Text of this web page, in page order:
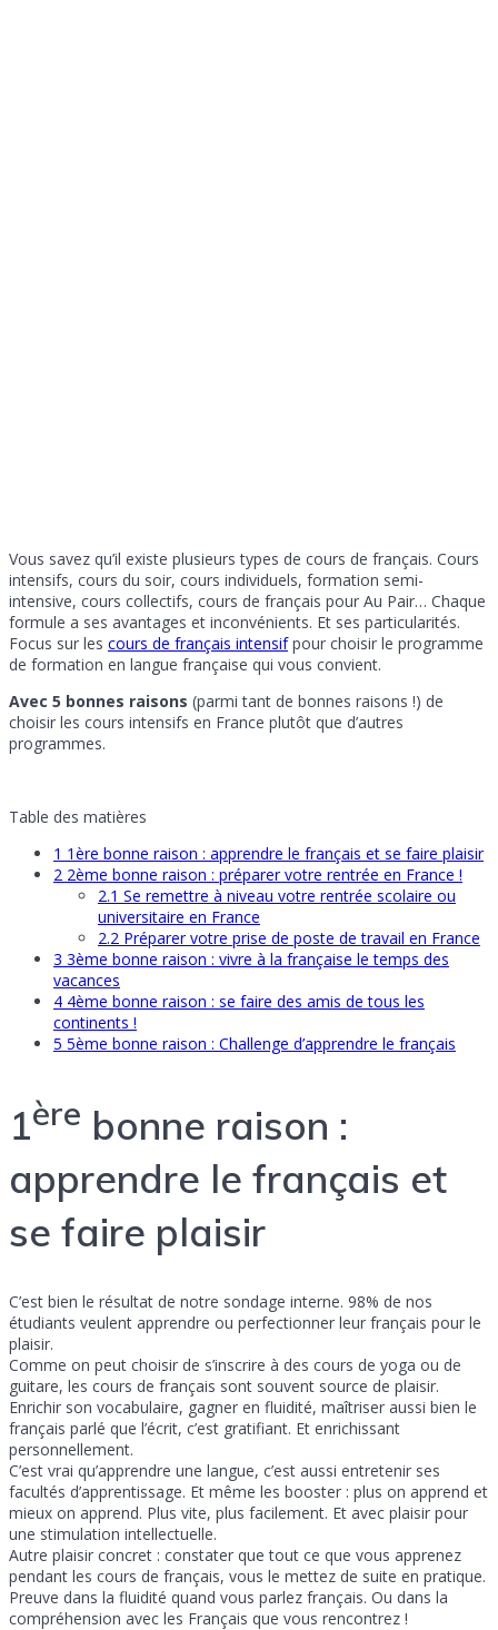
Vous savez qu’il existe plusieurs types de cours de français. Cours
intensifs, cours du soir, cours individuels, formation semi-
intensive, cours collectifs, cours de français pour Au Pair… Chaque
formule a ses avantages et inconvénients. Et ses particularités.
Focus sur les cours de français intensifpour choisir le programme
de formation en langue française qui vous convient.
Avec 5 bonnes raisons (parmi tant de bonnes raisons !) de
choisir les cours intensifs en France plutôt que d’autres
programmes.
Table des matières
1 1ère bonne raison : apprendre le français et se faire plaisir
2 2ème bonne raison : préparer votre rentrée en France !
2.1 Se remettre à niveau votre rentrée scolaire ou
universitaire en France
2.2 Préparer votre prise de poste de travail en France
3 3ème bonne raison : vivre à la française le temps des
vacances
4 4ème bonne raison : se faire des amis de tous les
continents !
5 5ème bonne raison : Challenge d’apprendre le français
1ère bonne raison :
apprendre le français et
se faire plaisir
C’est bien le résultat de notre sondage interne. 98% de nos
étudiants veulent apprendre ou perfectionner leur français pour le
plaisir.
Comme on peut choisir de s’inscrire à des cours de yoga ou de
guitare, les cours de français sont souvent source de plaisir.
Enrichir son vocabulaire, gagner en fluidité, maîtriser aussi bien le
français parlé que l’écrit, c’est gratifiant. Et enrichissant
personnellement.
C’est vrai qu’apprendre une langue, c’est aussi entretenir ses
facultés d’apprentissage. Et même les booster : plus on apprend et
mieux on apprend. Plus vite, plus facilement. Et avec plaisir pour
une stimulation intellectuelle.
Autre plaisir concret : constater que tout ce que vous apprenez
pendant les cours de français, vous le mettez de suite en pratique.
Preuve dans la fluidité quand vous parlez français. Ou dans la
compréhension avec les Français que vous rencontrez !